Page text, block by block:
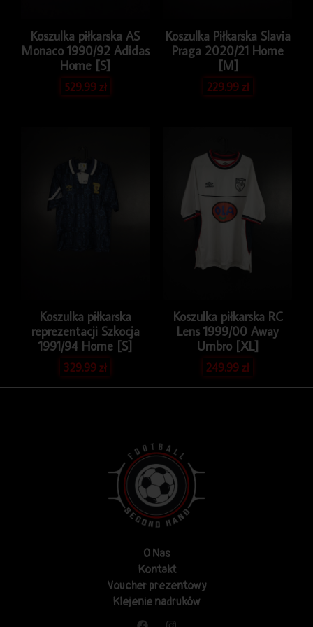
Koszulka piłkarska AS
Monaco 1990/92 Adidas
Home [S]
529.99zł
Koszulka Piłkarska Slavia
Praga 2020/21 Home
[M]
229.99zł
Koszulka piłkarska
reprezentacji Szkocja
1991/94 Home [S]
329.99zł
Koszulka piłkarska RC
Lens 1999/00 Away
Umbro [XL]
249.99zł
O Nas
Kontakt
Voucher prezentowy
Klejenie nadruków